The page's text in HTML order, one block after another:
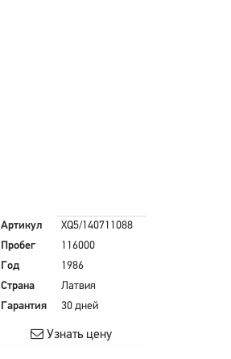
Артикул
XQ5/140711088
Пробег
116000
Год
1986
Страна
Латвия
Гарантия
30 дней
Узнать цену